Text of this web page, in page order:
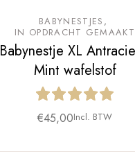
BABYNESTJES
IN OPDRACHT GEMAAKT
Babynestje XL
Mint wafelstof
€45,00Incl. BTW